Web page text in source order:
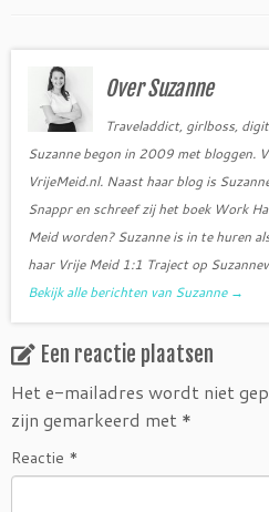
o e
r
Over Suzanne
Traveladdict, girlboss,
Suzanne begon in 2009 met bloggen.
VrijeMeid.nl. Naast haar blog is
Snappr en schreef zij het boek Work
Meid worden? Suzanne is in te huren
haar Vrije Meid 1:1 Traject op
Bekijk alle berichten van Suzanne →
Een reactie plaatsen
Het e-mailadres wordt niet
zijn gemarkeerd met *
Reactie *